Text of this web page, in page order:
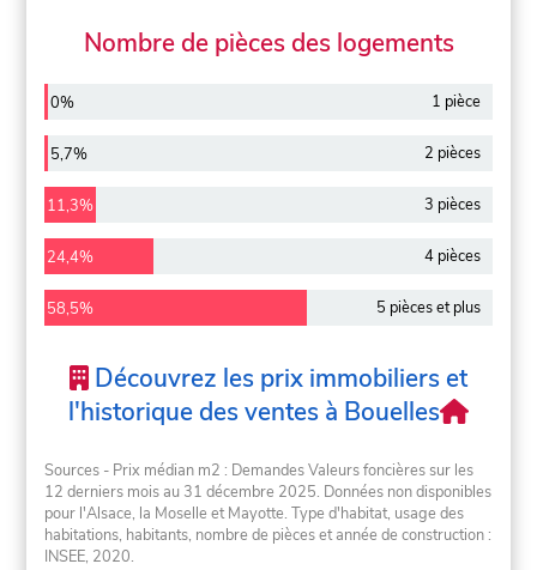
Nombre de pièces des logements
0% 1 pièce
5,7% 2 pièces
11,3% 3 pièces
24,4% 4 pièces
58,5% 5 pièces et plus
Découvrez les prix immobiliers et
l'historique des ventes à Bouelles
Sources - Prix médian m2 : Demandes Valeurs foncières sur les
12 derniers mois au 31 décembre 2025. Données non disponibles
pour l'Alsace, la Moselle et Mayotte. Type d'habitat, usage des
habitations, habitants, nombre de pièces et année de construction :
INSEE, 2020.